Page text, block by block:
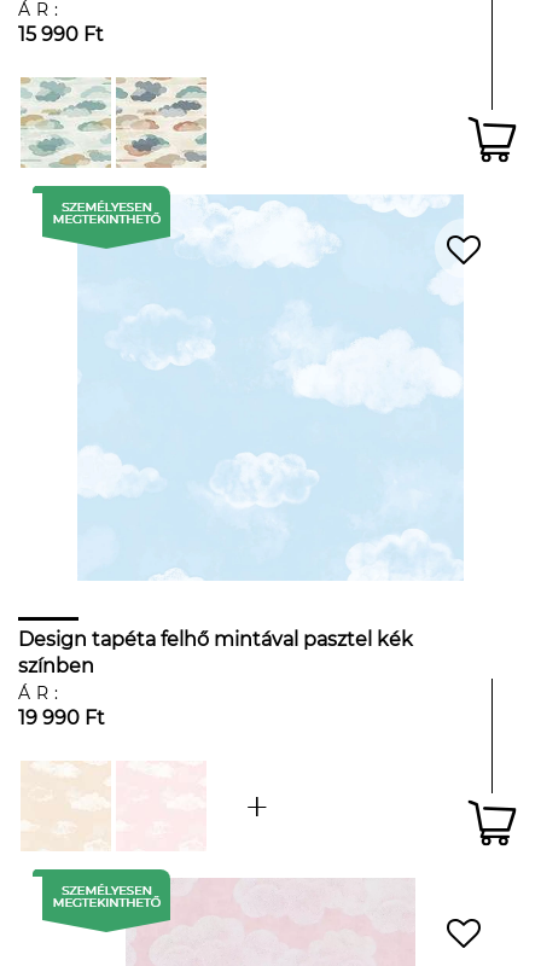
ÁR:
15 990 Ft
Design tapéta felhő mintával pasztel kék
színben
ÁR:
19 990 Ft